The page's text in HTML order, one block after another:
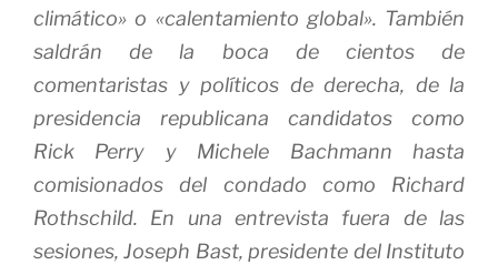
climático» o «calentamiento global». También
saldrán de la boca de cientos de
comentaristas y políticos de derecha, de la
presidencia republicana candidatos como
Rick Perry y Michele Bachmann hasta
comisionados del condado como Richard
Rothschild.
En una entrevista fuera de las
sesiones, Joseph Bast, presidente del Instituto